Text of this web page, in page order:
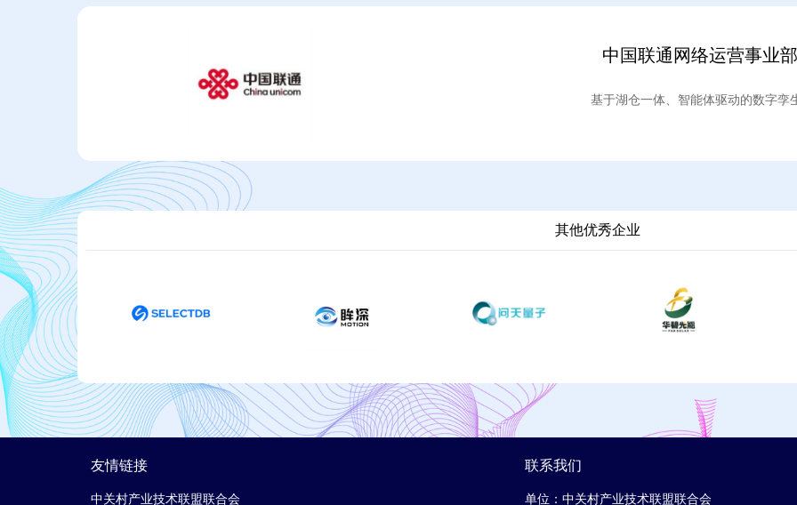
中国联通网络运营事业
基于湖仓一体、智能体驱动的数字孪
其他优秀企业
友情链接
中关村产业技术联盟联合会
联系我们
单位：中关村产业技术联盟联合会